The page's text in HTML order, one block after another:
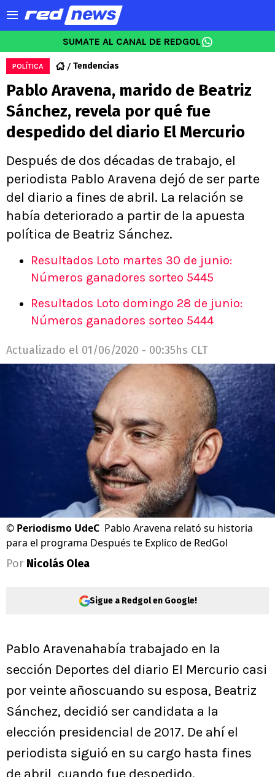
SUMATE AL CANAL DE REDGOL
POLÍTICA Tendencias
Pablo Aravena, marido de Beatriz
Sánchez, revela por qué fue
despedido del diario El Mercurio
Después de dos décadas de trabajo, el
periodista Pablo Aravena dejó de ser parte
del diario a fines de abril. La relación se
había deteriorado a partir de la apuesta
política de Beatriz Sánchez.
Resultados Loto martes 30 de junio:
Números ganadores sorteo 5445
Resultados Loto domingo 28 de junio:
Números ganadores sorteo 5444
Actualizado el 01/06/2020 - 00:35hs CLT
© Periodismo UdeC Pablo Aravena relató su historia
para el programa Después te Explico de RedGol
Por Nicolás Olea
Sigue a Redgol en Google!
Pablo Aravenahabía trabajado en la
sección Deportes del diario El Mercurio casi
por veinte añoscuando su esposa, Beatriz
Sánchez, decidió ser candidata a la
elección presidencial de 2017. De ahí el
periodista siguió en su cargo hasta fines